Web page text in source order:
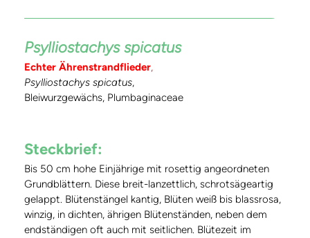
Psylliostachys spicatus
Echter Ährenstrandflieder,
Psylliostachys spicatus,
Bleiwurzgewächs, Plumbaginaceae
Steckbrief:
Bis 50 cm hohe Einjährige mit rosettig angeordneten
Grundblättern. Diese breit-lanzettlich, schrotsägeartig
gelappt. Blütenstängel kantig, Blüten weiß bis blassrosa,
winzig, in dichten, ährigen Blütenständen, neben dem
endständigen oft auch mit seitlichen. Blütezeit im